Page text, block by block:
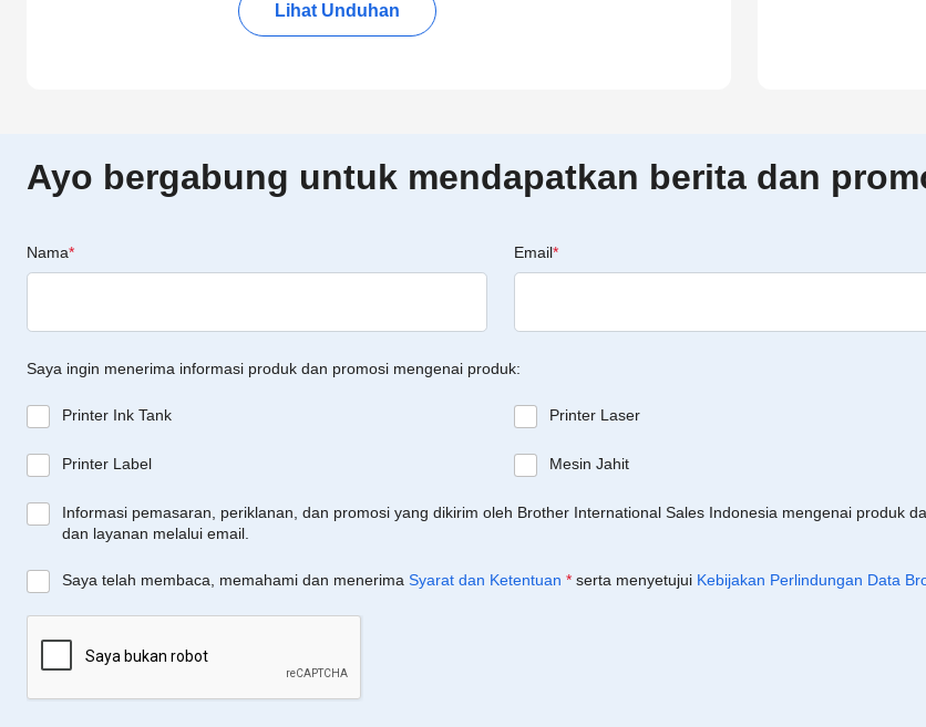
Lihat Unduhan
Ayo bergabung untuk mendapatkan berita dan
Nama* Email*
Saya ingin menerima informasi produk dan promosi mengenai produk:
Printer Ink Tank Printer Laser
Printer Label Mesin Jahit
Informasi pemasaran, periklanan, dan promosi yang dikirim oleh Brother International Sales Indonesia mengenai produk
dan layanan melalui email.
Saya telah membaca, memahami dan menerima Syarat dan Ketentuan * serta menyetujui Kebijakan Perlindungan Data